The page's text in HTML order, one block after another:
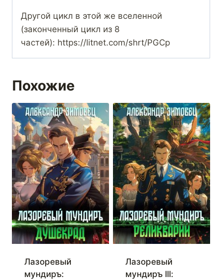
Другой цикл в этой же вселенной
(законченный цикл из 8
частей): https://litnet.com/shrt/PGCp
Похожие
Лазоревый
мундиръ:
Лазоревый
мундиръ lll: